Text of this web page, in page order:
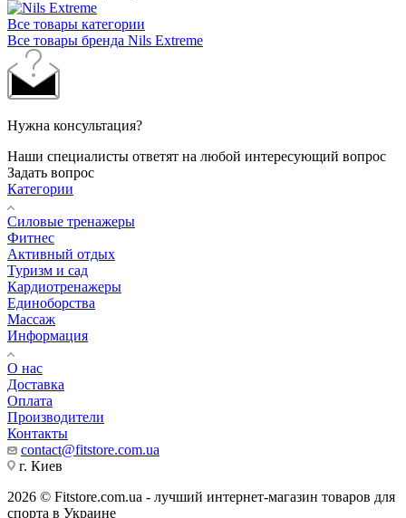
Все товары категории
Все товары бренда Nils Extreme
Нужна консультация?
Наши специалисты ответят на любой интересующий вопрос
Задать вопрос
Категории
Силовые тренажеры
Фитнес
Активный отдых
Туризм и сад
Кардиотренажеры
Единоборства
Массаж
Информация
О нас
Доставка
Оплата
Производители
Контакты
contact@fitstore.com.ua
г. Киев
2026 © Fitstore.com.ua - лучший интернет-магазин товаров для
спорта в Украине